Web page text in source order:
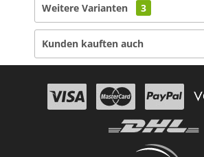
Weitere Varianten 3
Kunden kauften auch